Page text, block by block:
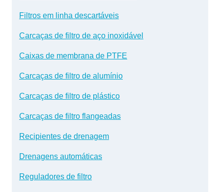
Filtros em linha descartáveis
Carcaças de filtro de aço inoxidável
Caixas de membrana de PTFE
Carcaças de filtro de alumínio
Carcaças de filtro de plástico
Carcaças de filtro flangeadas
Recipientes de drenagem
Drenagens automáticas
Reguladores de filtro